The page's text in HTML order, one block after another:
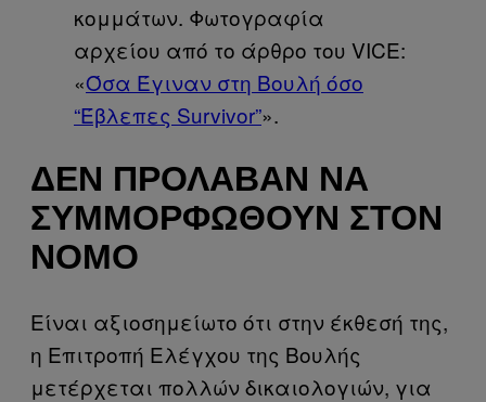
κομμάτων. Φωτογραφία
αρχείου από το άρθρο του VICE:
«Όσα Έγιναν στη Βουλή όσο
“Έβλεπες Survivor”».
ΔΕΝ ΠΡΌΛΑΒΑΝ ΝΑ
ΣΥΜΜΟΡΦΩΘΟΎΝ ΣΤΟΝ
ΝΌΜΟ
Είναι αξιοσημείωτο ότι στην έκθεσή της,
η Επιτροπή Ελέγχου της Βουλής
μετέρχεται πολλών δικαιολογιών, για